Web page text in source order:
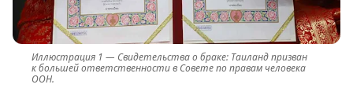
Свидетельства о браке: Таиланд призван
к большей ответственности в Совете по правам человека
ООН.